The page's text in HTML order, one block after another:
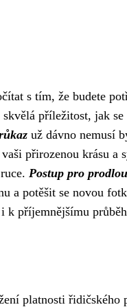
s tím, že budete
příležitost, jak
už dávno nemusí
přirozenou krásu a
Postup pro
a potěšit se novou
k příjemnějšímu
platnosti